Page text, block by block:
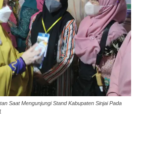
Saat Mengunjungi Stand Kabupaten Sinjai Pada